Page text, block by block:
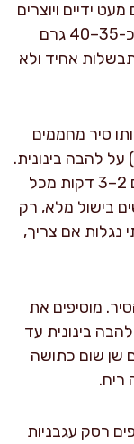
ידיים ויוצרים
כ-18–20 קציצות בקוטר 4–5 ס"מ (כ-35–40 גרם
אחיד ולא
סיר מחממים
הזית לסיר (כ-30 מ"ל) על להבה בינונית.
מניחים קציצות בשכבה אחת ומטגנים 2–3 דקות מכל
בישול מלא, רק
נגלות אם צריך,
מוסיפים את
6–8 דקות על להבה בינונית עד
שן שום כתושה
רסק עגבניות